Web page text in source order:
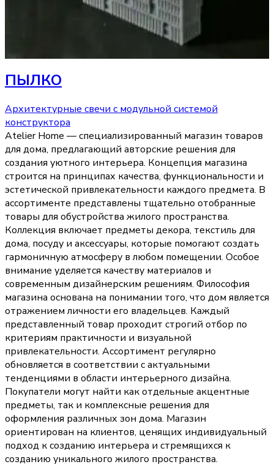
ПЫЛКО
Архитектурные свечи с модульной системой
конструктора
Atelier Home — специализированный магазин товаров
для дома, предлагающий авторские решения для
создания уютного интерьера. Концепция магазина
строится на принципах качества, функциональности и
эстетической привлекательности каждого предмета. В
ассортименте представлены тщательно отобранные
товары для обустройства жилого пространства.
Коллекция включает предметы декора, текстиль для
дома, посуду и аксессуары, которые помогают создать
гармоничную атмосферу в любом помещении. Особое
внимание уделяется качеству материалов и
современным дизайнерским решениям. Философия
магазина основана на понимании того, что дом является
отражением личности его владельцев. Каждый
представленный товар проходит строгий отбор по
критериям практичности и визуальной
привлекательности. Ассортимент регулярно
обновляется в соответствии с актуальными
тенденциями в области интерьерного дизайна.
Покупатели могут найти как отдельные акцентные
предметы, так и комплексные решения для
оформления различных зон дома. Магазин
ориентирован на клиентов, ценящих индивидуальный
подход к созданию интерьера и стремящихся к
созданию уникального жилого пространства.